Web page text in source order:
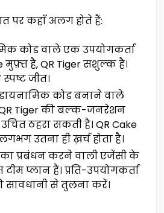
पर कहाँ अलग होते हैं:
कोड वाले एक उपयोगकर्ता
मुफ़्त है, QR Tiger सशुल्क है।
जीत।
कोड बनाने वाले
Tiger की बल्क-जनरेशन
ठहरा सकती है। QR Cake
उतना ही ख़र्च होता है।
प्रबंधन करने वाली एजेंसी के
प्लान हैं। प्रति-उपयोगकर्ता
सावधानी से तुलना करें।